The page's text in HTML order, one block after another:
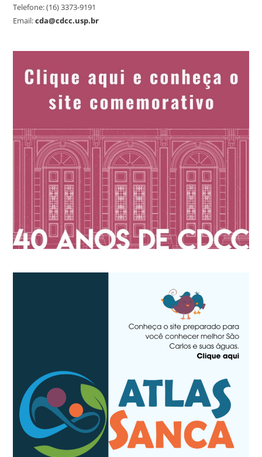
Telefone: (16) 3373-9191
Email:cda@cdcc.usp.br